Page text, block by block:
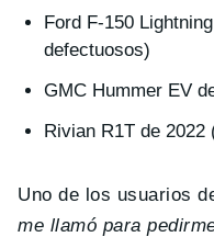
Ford F-150
defectuosos)
GMC Hummer EV
Rivian R1T de
Uno de los usuarios
me llamó para